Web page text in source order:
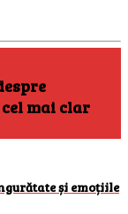
mai clar
și emoțiile